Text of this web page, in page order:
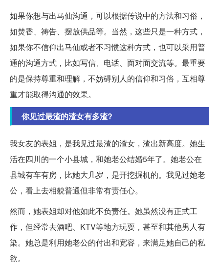
如果你想与出马仙沟通，可以根据传说中的方法和习俗，
如焚香、祷告、摆放供品等。当然，这些只是一种方式，
如果你不信仰出马仙或者不习惯这种方式，也可以采用普
通的沟通方式，比如写信、电话、面对面交流等。最重要
的是保持尊重和理解，不妨碍别人的信仰和习俗，互相尊
重才能取得沟通的效果。
你见过最渣的渣女有多渣?
我女友的表姐，是我见过最渣的渣女，渣出新高度。她生
活在四川的一个小县城，和她老公结婚5年了。她老公在
县城有车有房，比她大几岁，是开挖掘机的。我见过她老
公，看上去相貌普通但非常有责任心。
然而，她表姐却对他如此不负责任。她虽然没有正式工
作，但经常去酒吧、KTV等地方玩耍，甚至和其他男人有
染。她总是利用她老公的付出和宽容，来满足她自己的私
欲。